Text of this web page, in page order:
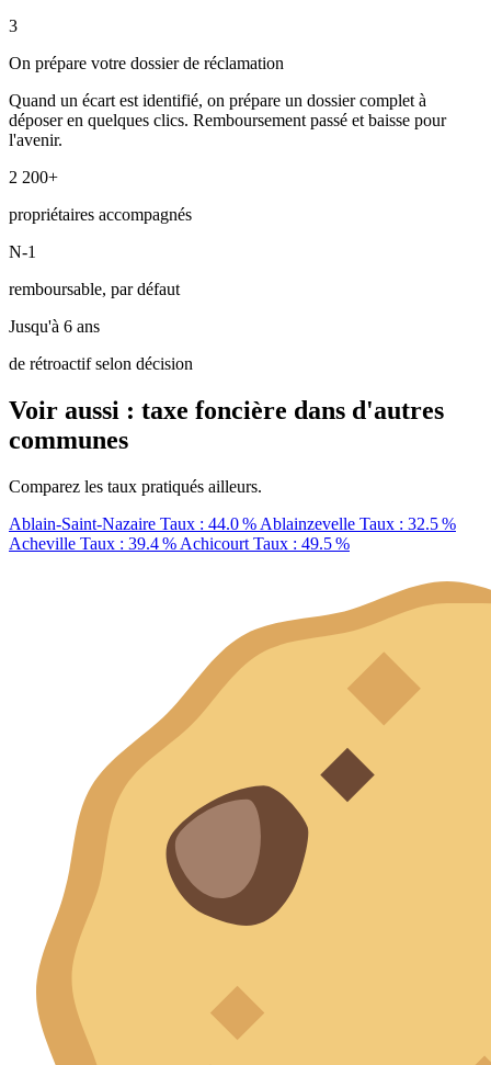
3
On prépare votre dossier de réclamation
Quand un écart est identifié, on prépare un dossier complet à
déposer en quelques clics. Remboursement passé et baisse pour
l'avenir.
2 200+
propriétaires accompagnés
N-1
remboursable, par défaut
Jusqu'à 6 ans
de rétroactif selon décision
Voir aussi : taxe foncière dans d'autres
communes
Comparez les taux pratiqués ailleurs.
Ablain-Saint-Nazaire Taux : 44.0 % Ablainzevelle Taux : 32.5 %
Acheville Taux : 39.4 % Achicourt Taux : 49.5 %